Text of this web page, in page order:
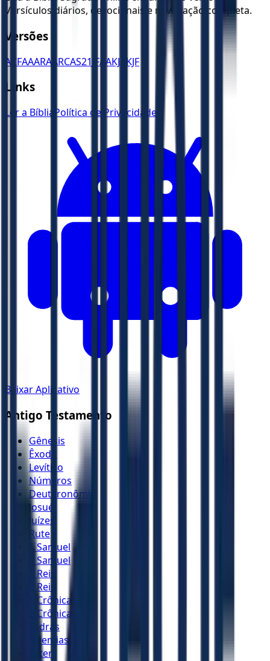
Versículos diários, devocionais e navegação completa.
Versões
ACFAAARA ARCAS21 JFAAKJA KJF
Links
Ler a Bíblia Política de Privacidade
Baixar Aplicativo
Antigo Testamento
Gênesis
Êxodo
Levítico
Números
Deuteronômio
Josué
Juízes
Rute
1 Samuel
2 Samuel
1 Reis
2 Reis
1 Crônicas
2 Crônicas
Esdras
Neemias
Ester